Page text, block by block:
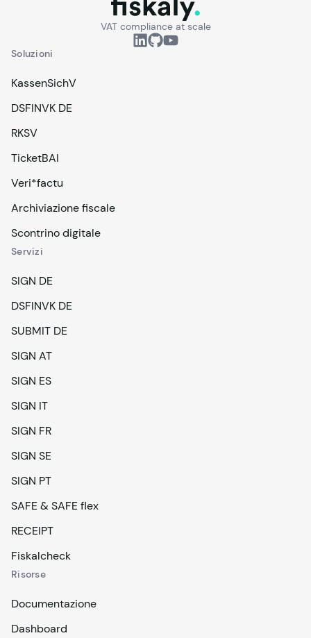
VAT compliance at scale
Soluzioni
KassenSichV
DSFINVK DE
RKSV
TicketBAI
Veri*factu
Archiviazione fiscale
Scontrino digitale
Servizi
SIGN DE
DSFINVK DE
SUBMIT DE
SIGN AT
SIGN ES
SIGN IT
SIGN FR
SIGN SE
SIGN PT
SAFE & SAFE flex
RECEIPT
Fiskalcheck
Risorse
Documentazione
Dashboard